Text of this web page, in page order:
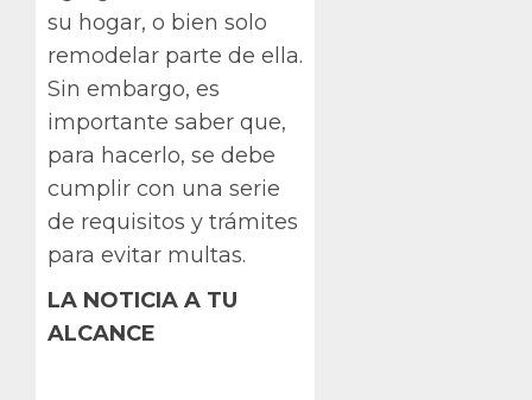
su hogar, o bien solo
remodelar parte de ella.
Sin embargo, es
importante saber que,
para hacerlo, se debe
cumplir con una serie
de requisitos y trámites
para evitar multas.
LA NOTICIA A TU
ALCANCE